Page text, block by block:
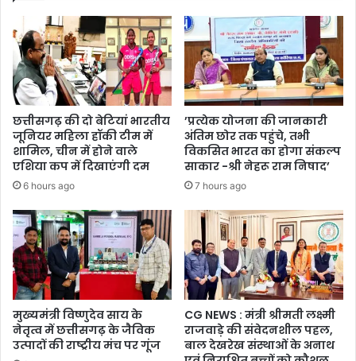
की
पिटाई
से
हुई
मौत
छत्तीसगढ़ की दो बेटियां भारतीय
जूनियर महिला हॉकी टीम में
शामिल, चीन में होने वाले
एशिया कप में दिखाएंगी दम
6 hours ago
’प्रत्येक योजना की जानकारी
अंतिम छोर तक पहुंचे, तभी
विकसित भारत का होगा संकल्प
साकार -श्री नेहरू राम निषाद’
7 hours ago
मुख्यमंत्री विष्णुदेव साय के
नेतृत्व में छत्तीसगढ़ के जैविक
उत्पादों की राष्ट्रीय मंच पर गूंज
CG NEWS : मंत्री श्रीमती लक्ष्मी
राजवाड़े की संवेदनशील पहल,
बाल देखरेख संस्थाओं के अनाथ